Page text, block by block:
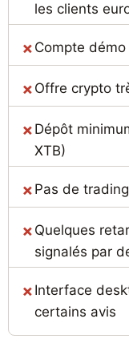
les clients
Compte
Offre crypto
Dépôt
XTB)
Pas de
Quelques
signalés par
Interface
certains avis